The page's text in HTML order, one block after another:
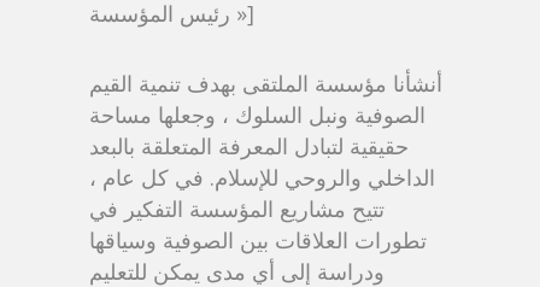
رئيس المؤسسة »]
أنشأنا مؤسسة الملتقى بهدف تنمية القيم
الصوفية ونبل السلوك ، وجعلها مساحة
حقيقية لتبادل المعرفة المتعلقة بالبعد
الداخلي والروحي للإسلام. في كل عام ،
تتيح مشاريع المؤسسة التفكير في
تطورات العلاقات بين الصوفية وسياقها
ودراسة إلى أي مدى يمكن للتعليم